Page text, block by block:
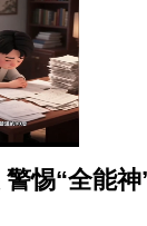
惕“全能神